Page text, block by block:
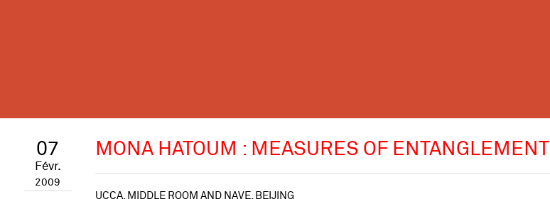
07
Févr.
2009
MONA HATOUM : MEASURES OF ENTANGLEMENT
UCCA, MIDDLE ROOM AND NAVE, BEIJING